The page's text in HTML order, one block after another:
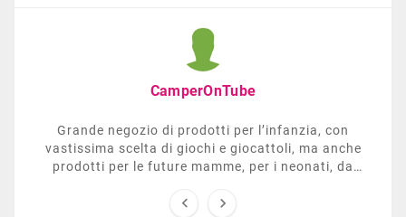
CamperOnTube
Grande negozio di prodotti per l’infanzia, con
vastissima scelta di giochi e giocattoli, ma anche
prodotti per le future mamme, per i neonati, da
sezione dedicata all’arredo giardino, giochi all’aperto,
 